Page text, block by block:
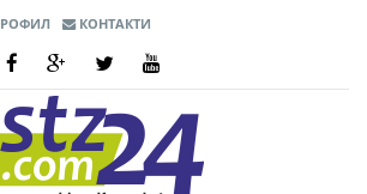
КОНТАКТИ